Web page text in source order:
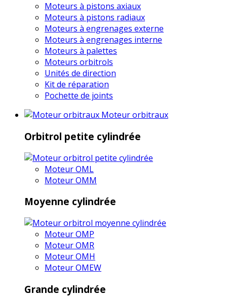
Moteurs à pistons axiaux
Moteurs à pistons radiaux
Moteurs à engrenages externe
Moteurs à engrenages interne
Moteurs à palettes
Moteurs orbitrols
Unités de direction
Kit de réparation
Pochette de joints
Moteur orbitraux
Orbitrol petite cylindrée
Moteur OML
Moteur OMM
Moyenne cylindrée
Moteur OMP
Moteur OMR
Moteur OMH
Moteur OMEW
Grande cylindrée